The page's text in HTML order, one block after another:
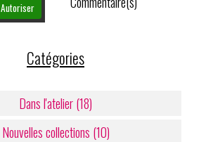
Autoriser
Catégories
Dans l'atelier (18)
Nouvelles collections (10)